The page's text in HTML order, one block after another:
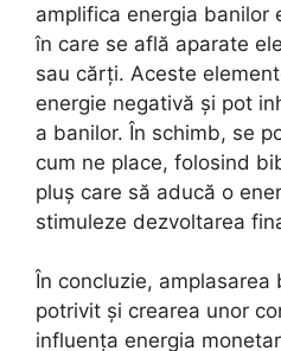
amplifica energia banilor
în care se află aparate
sau cărți. Aceste
energie negativă și pot
a banilor. În schimb, se
cum ne place, folosind
pluș care să aducă o
stimuleze dezvoltarea
În concluzie,
potrivit și crearea unor
influența energia